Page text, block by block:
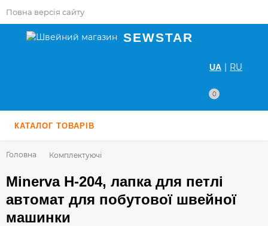
Повна версія сайту
UA | RU
0
SEWSTAR
КАТАЛОГ ТОВАРІВ
Головна Комплектуючі
Minerva H-204, лапка для петлі
автомат для побутової швейної
машинки